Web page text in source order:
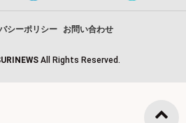
シーポリシー お問い合わせ
All Rights Reserved.